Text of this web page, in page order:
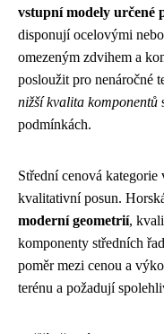
vstupní modely určené
disponují ocelovými
omezeným zdvihem a
posloužit pro nenáročné
nižší kvalita komponentů
podmínkách.
Střední cenová
kvalitativní posun.
moderní geometrií,
komponenty středních
poměr mezi cenou a
terénu a požadují